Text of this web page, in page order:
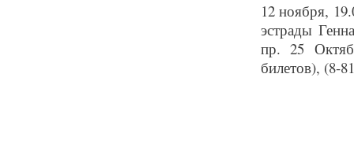
12 ноября,
эстрады
пр. 25
билетов),